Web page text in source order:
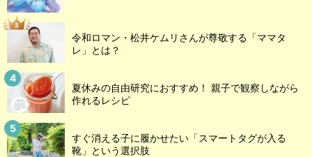
令和ロマン・松井ケムリさんが尊敬する「ママタ
レ」とは？
夏休みの自由研究におすすめ！ 親子で観察しながら
作れるレシピ
すぐ消える子に履かせたい「スマートタグが入る
靴」という選択肢